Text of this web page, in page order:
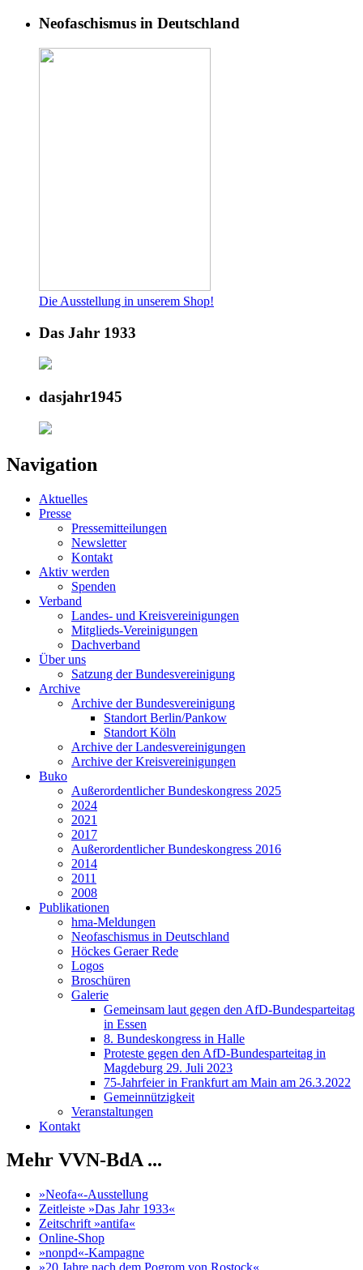
Neofaschismus in Deutschland
Die Ausstellung in unserem Shop!
Das Jahr 1933
dasjahr1945
Navigation
Aktuelles
Presse
Pressemitteilungen
Newsletter
Kontakt
Aktiv werden
Spenden
Verband
Landes- und Kreisvereinigungen
Mitglieds-Vereinigungen
Dachverband
Über uns
Satzung der Bundesvereinigung
Archive
Archive der Bundesvereinigung
Standort Berlin/Pankow
Standort Köln
Archive der Landesvereinigungen
Archive der Kreisvereinigungen
Buko
Außerordentlicher Bundeskongress 2025
2024
2021
2017
Außerordentlicher Bundeskongress 2016
2014
2011
2008
Publikationen
hma-Meldungen
Neofaschismus in Deutschland
Höckes Geraer Rede
Logos
Broschüren
Galerie
Gemeinsam laut gegen den AfD-Bundesparteitag
in Essen
8. Bundeskongress in Halle
Proteste gegen den AfD-Bundesparteitag in
Magdeburg 29. Juli 2023
75-Jahrfeier in Frankfurt am Main am 26.3.2022
Gemeinnützigkeit
Veranstaltungen
Kontakt
Mehr VVN-BdA ...
»Neofa«-Ausstellung
Zeitleiste »Das Jahr 1933«
Zeitschrift »antifa«
Online-Shop
»nonpd«-Kampagne